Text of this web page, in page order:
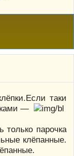
таки
—
только парочка
клёпанные.